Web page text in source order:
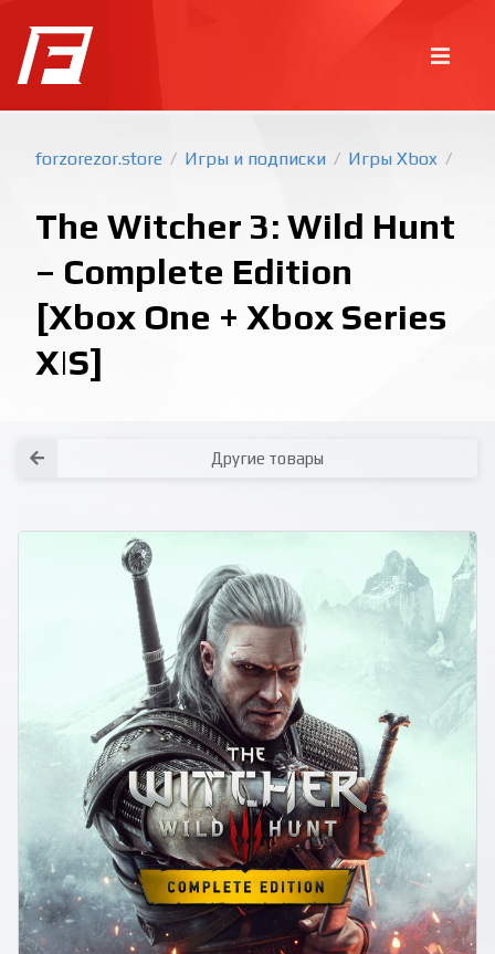
forzorezor.store / Игры и подписки / Игры Xbox /
The Witcher 3: Wild Hunt
– Complete Edition
[Xbox One + Xbox Series
X|S]
Другие товары